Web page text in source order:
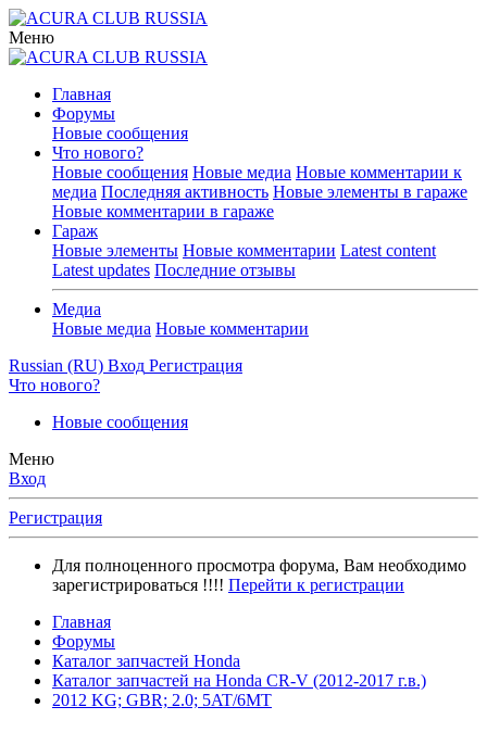
Меню
Главная
Форумы
Новые сообщения
Что нового?
Новые сообщения Новые медиа Новые комментарии к
медиа Последняя активность Новые элементы в гараже
Новые комментарии в гараже
Гараж
Новые элементы Новые комментарии Latest content
Latest updates Последние отзывы
Медиа
Новые медиа Новые комментарии
Russian (RU) Вход Регистрация
Что нового?
Новые сообщения
Меню
Вход
Регистрация
Для полноценного просмотра форума, Вам необходимо
зарегистрироваться !!!! Перейти к регистрации
Главная
Форумы
Каталог запчастей Honda
Каталог запчастей на Honda CR-V (2012-2017 г.в.)
2012 KG; GBR; 2.0; 5AT/6MT